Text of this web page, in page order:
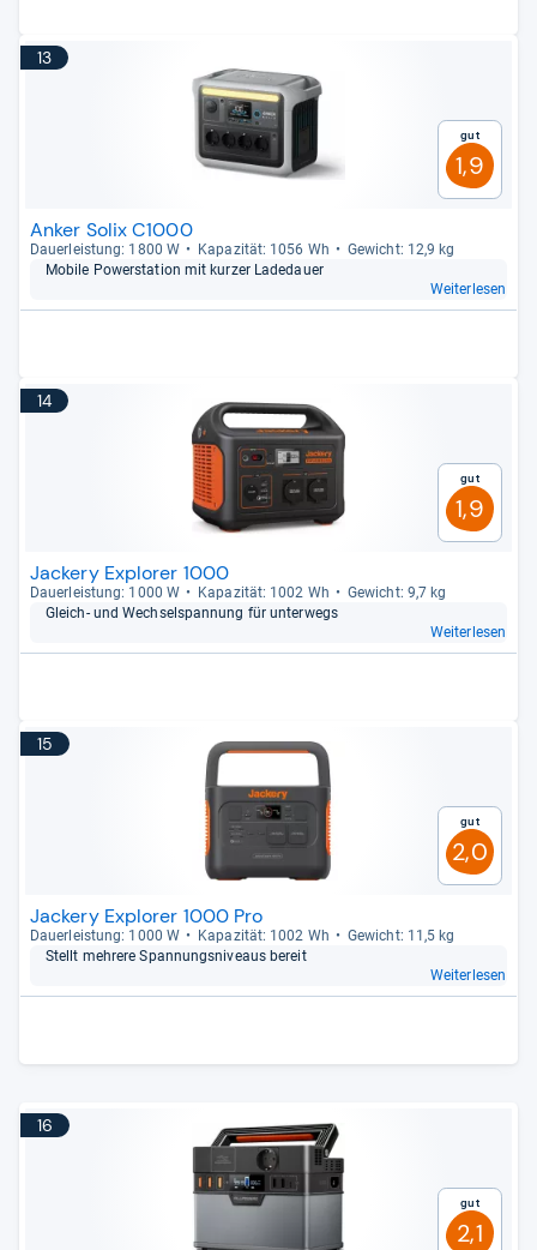
13
Gut
1,9
Anker Solix C1000
Dau­er­leis­tung: 1800 W Kapa­zi­tät: 1056 Wh
Gewicht: 12,9 kg
Mobile Pow­er­sta­tion mit kur­zer Lade­dauer
Weiterlesen
14
Gut
1,9
Jackery Explorer 1000
Dau­er­leis­tung: 1000 W Kapa­zi­tät: 1002 Wh
Gewicht: 9,7 kg
Gleich-​ und Wech­sel­span­nung für unter­wegs
Weiterlesen
15
Gut
2,0
Jackery Explorer 1000 Pro
Dau­er­leis­tung: 1000 W Kapa­zi­tät: 1002 Wh
Gewicht: 11,5 kg
Stellt meh­rere Span­nungs­ni­ve­aus bereit
Weiterlesen
16
Gut
2,1